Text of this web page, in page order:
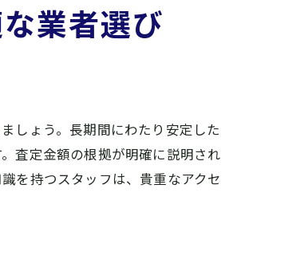
業者選び
しょう。長期間にわたり安定した
査定金額の根拠が明確に説明され
を持つスタッフは、貴重なアクセ